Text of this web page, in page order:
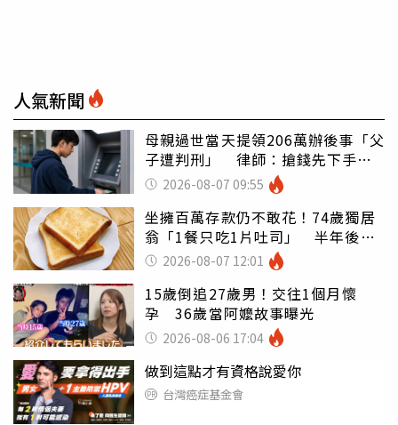
人氣新聞
母親過世當天提領206萬辦後事「父
子遭判刑」 律師：搶錢先下手是
罪 2026-08-07 09:55
坐擁百萬存款仍不敢花！74歲獨居
翁「1餐只吃1片吐司」 半年後暴
瘦嚇壞女兒
2026-08-07 12:01
15歲倒追27歲男！交往1個月懷
孕 36歲當阿嬤故事曝光
2026-08-06 17:04
做到這點才有資格說愛你
台灣癌症基金會